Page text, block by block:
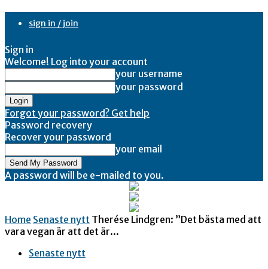
sign in / join
Sign in
Welcome! Log into your account
your username
your password
Forgot your password? Get help
Password recovery
Recover your password
your email
A password will be e-mailed to you.
Home Senaste nytt Therése Lindgren: ”Det bästa med att
vara vegan är att det är...
Senaste nytt